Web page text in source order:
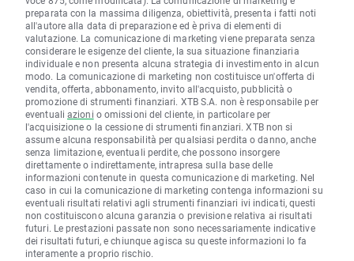
preparata con la massima diligenza, obiettività, presenta i fatti noti
all'autore alla data di preparazione ed è priva di elementi di
valutazione. La comunicazione di marketing viene preparata senza
considerare le esigenze del cliente, la sua situazione finanziaria
individuale e non presenta alcuna strategia di investimento in alcun
modo. La comunicazione di marketing non costituisce un'offerta di
vendita, offerta, abbonamento, invito all'acquisto, pubblicità o
promozione di strumenti finanziari. XTB S.A. non è responsabile per
eventuali azioni o omissioni del cliente, in particolare per
l'acquisizione o la cessione di strumenti finanziari. XTB non si
assume alcuna responsabilità per qualsiasi perdita o danno, anche
senza limitazione, eventuali perdite, che possono insorgere
direttamente o indirettamente, intrapresa sulla base delle
informazioni contenute in questa comunicazione di marketing. Nel
caso in cui la comunicazione di marketing contenga informazioni su
eventuali risultati relativi agli strumenti finanziari ivi indicati, questi
non costituiscono alcuna garanzia o previsione relativa ai risultati
futuri. Le prestazioni passate non sono necessariamente indicative
dei risultati futuri, e chiunque agisca su queste informazioni lo fa
interamente a proprio rischio.